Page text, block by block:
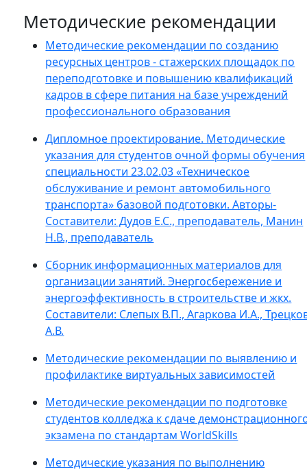
Методические рекомендации
Методические рекомендации по созданию
ресурсных центров - стажерских площадок по
переподготовке и повышению квалификаций
кадров в сфере питания на базе учреждений
профессионального образования
Дипломное проектирование. Методические
указания для студентов очной формы обучения
специальности 23.02.03 «Техническое
обслуживание и ремонт автомобильного
транспорта» базовой подготовки. Авторы-
Составители: Дудов Е.С., преподаватель, Манин
Н.В., преподаватель
Сборник информационных материалов для
организации занятий. Энергосбережение и
энергоэффективность в строительстве и жкх.
Составители: Слепых В.П., Агаркова И.А.,
А.В.
Методические рекомендации по выявлению и
профилактике виртуальных зависимостей
Методические рекомендации по подготовке
студентов колледжа к сдаче
экзамена по стандартам WorldSkills
Методические указания по выполнению